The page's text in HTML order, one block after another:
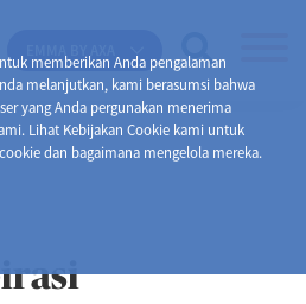
memberikan Anda pengalaman
melanjutkan, kami berasumsi bahwa
yang Anda pergunakan menerima
Lihat Kebijakan Cookie kami untuk
dan bagaimana mengelola mereka.